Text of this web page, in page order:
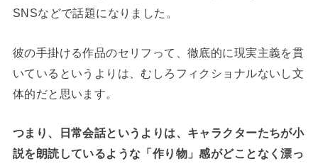
SNSなどで話題になりました。
彼の手掛ける作品のセリフって、徹底的に現実主義を貫
いているというよりは、むしろフィクショナルないし文
体的だと思います。
つまり、日常会話というよりは、キャラクターたちが小
説を朗読しているような「作り物」感がどことなく漂っ